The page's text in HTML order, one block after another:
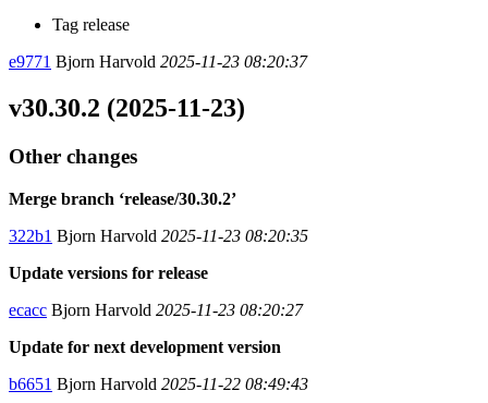
Tag release
e9771 Bjorn Harvold 2025-11-23 08:20:37
v30.30.2 (2025-11-23)
Other changes
Merge branch ‘release/30.30.2’
322b1 Bjorn Harvold 2025-11-23 08:20:35
Update versions for release
ecacc Bjorn Harvold 2025-11-23 08:20:27
Update for next development version
b6651 Bjorn Harvold 2025-11-22 08:49:43